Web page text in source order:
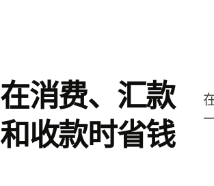
在消费、汇款
和收款时省钱